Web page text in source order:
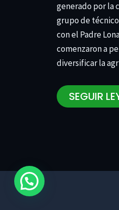
generado por la
grupo de
con el Padre
comenzaron a
diversificar la
SEGUIR